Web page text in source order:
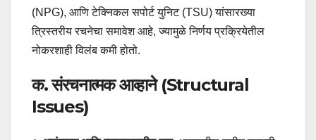
(NPG), आणि टेक्निकल सपोर्ट युनिट (TSU) यांसारख्या
त्रिस्तरीय रचनेचा समावेश आहे, ज्यामुळे निर्णय प्रक्रियेतील
नोकरशाही विलंब कमी होतो.
क. संरचनात्मक आव्हाने (Structural
Issues)